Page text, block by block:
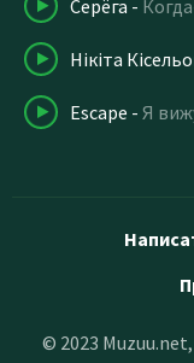
Серёга -
Нікіта
Escape - Я
© 2023